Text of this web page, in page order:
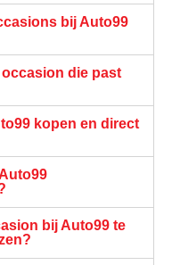
bij Auto99
die past
kopen en direct
bij Auto99 te